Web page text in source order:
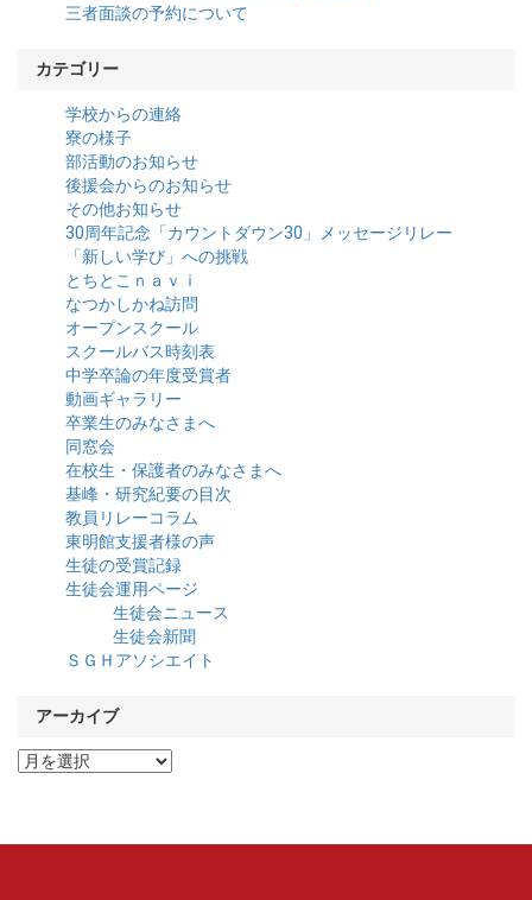
三者面談の予約について
カテゴリー
学校からの連絡
寮の様子
部活動のお知らせ
後援会からのお知らせ
その他お知らせ
30周年記念「カウントダウン30」メッセージリレー
「新しい学び」への挑戦
とちとこｎａｖｉ
なつかしかね訪問
オープンスクール
スクールバス時刻表
中学卒論の年度受賞者
動画ギャラリー
卒業生のみなさまへ
同窓会
在校生・保護者のみなさまへ
基峰・研究紀要の目次
教員リレーコラム
東明館支援者様の声
生徒の受賞記録
生徒会運用ページ
生徒会ニュース
生徒会新聞
ＳＧＨアソシエイト
アーカイブ
ア